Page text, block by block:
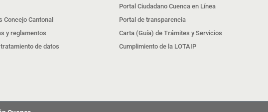
Concejo Cantonal
y reglamentos
de datos
Portal Ciudadano Cuenca en Línea
Portal de transparencia
Carta (Guía) de Trámites y Servicios
Cumplimiento de la LOTAIP